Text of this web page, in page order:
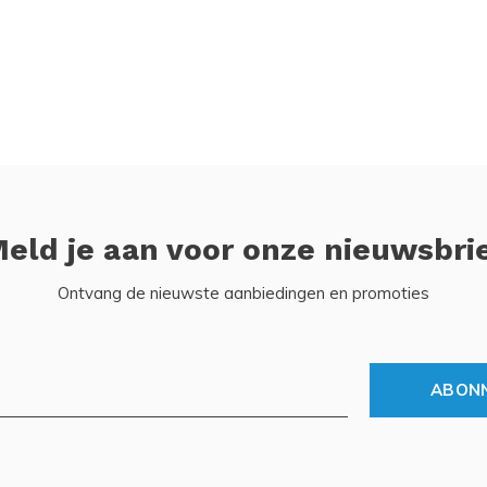
je aan voor onze
Ontvang de nieuwste aanbiedingen en promoties